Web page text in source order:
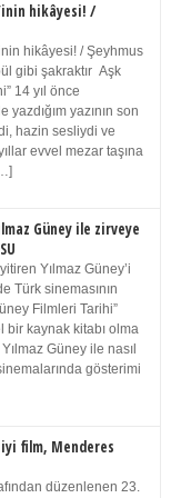
hikâyesi! /
hikâyesi! / Şeyhmus
gibi şakraktır Aşk
14 yıl önce
yazının son
hazin sesliydi ve
evvel mezar taşına
Güney ile zirveye
Yılmaz Güney’i
Türk sinemasının
Filmleri Tarihi”
bir kaynak kitabı olma
Güney ile nasıl
gösterimi
iyi film, Menderes
düzenlenen 23.